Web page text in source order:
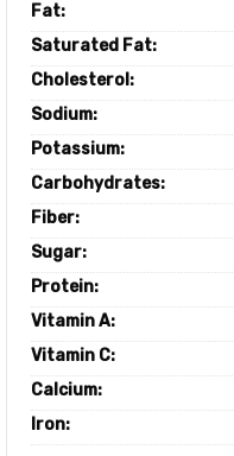
Fat:
Saturated Fat:
Cholesterol:
Sodium:
Potassium:
Carbohydrates:
Fiber:
Sugar:
Protein:
Vitamin A:
Vitamin C:
Calcium:
Iron: